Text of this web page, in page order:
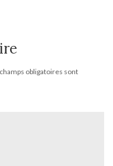
obligatoires sont